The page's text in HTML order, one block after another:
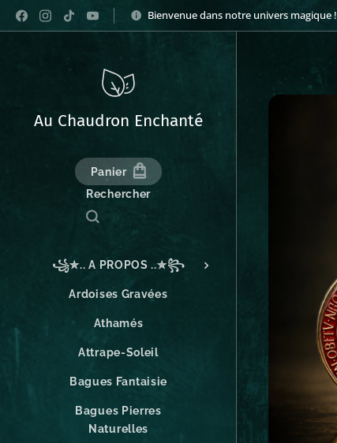
Bienvenue dans notre univers magique !
Au Chaudron Enchanté
Panier
Rechercher
꧁✮.. A PROPOS ..✮꧂
Ardoises Gravées
Athamés
Attrape-Soleil
Bagues Fantaisie
Bagues Pierres
Naturelles